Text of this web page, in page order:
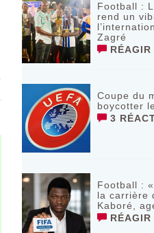
Football :
rend un
Zagré
RÉAGIR
Coupe du
boycotter
3
Football :
la carrière
Kaboré,
RÉAGIR